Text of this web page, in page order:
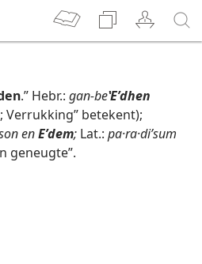
.” Hebr.: gan-beʽEʹdhen
Verrukking” betekent);
enEʹdem; Lat.: pa·ra·diʹsum
geneugte”.